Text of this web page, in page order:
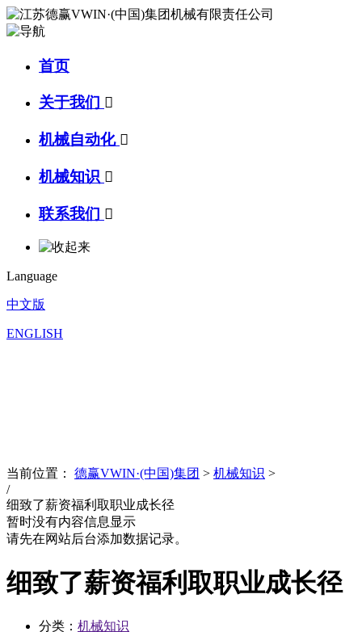
首页
关于我们 
机械自动化 
机械知识 
联系我们 
Language
中文版
ENGLISH
当前位置： 德赢VWIN·(中国)集团 > 机械知识 >
/
细致了薪资福利取职业成长径
暂时没有内容信息显示
请先在网站后台添加数据记录。
细致了薪资福利取职业成长径
分类： 机械知识